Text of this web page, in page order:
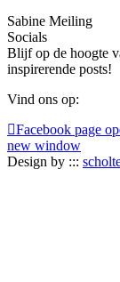
Sabine Meiling
Socials
Blijf op de hoogte
inspirerende posts!
Vind ons op:
Facebook page
new window
Design by :::